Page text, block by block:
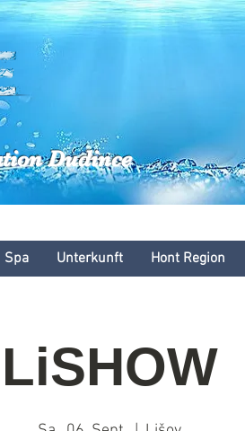
kultúrne leto
Dudince
Spa Unterkunft Hont Region
LiSHOW